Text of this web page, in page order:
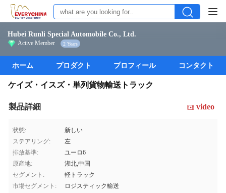
Hubei Runli Special Automobile Co., Ltd.
Active Member 2 Years
ホーム プロダクト プロフィール コンタクト
ケイズ・イスズ・単列貨物輸送トラック
製品詳細 video
状態:
新しい
ステアリング:
左
排放基準:
ユーロ6
原産地:
湖北,中国
セグメント:
軽トラック
市場セグメント:
ロジスティック輸送